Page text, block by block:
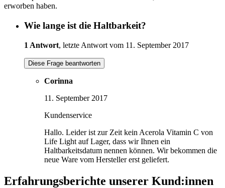
erworben haben.
Wie lange ist die Haltbarkeit?
1 Antwort, letzte Antwort vom 11. September 2017
Diese Frage beantworten
Corinna
11. September 2017
Kundenservice
Hallo. Leider ist zur Zeit kein Acerola Vitamin C von
Life Light auf Lager, dass wir Ihnen ein
Haltbarkeitsdatum nennen können. Wir bekommen die
neue Ware vom Hersteller erst geliefert.
Erfahrungsberichte unserer Kund:innen